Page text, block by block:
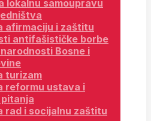
lokalnu samoupravu
afirmaciju i zaštitu
antifašističke borbe
Bosne i
turizam
reformu ustava i
rad i socijalnu zaštitu